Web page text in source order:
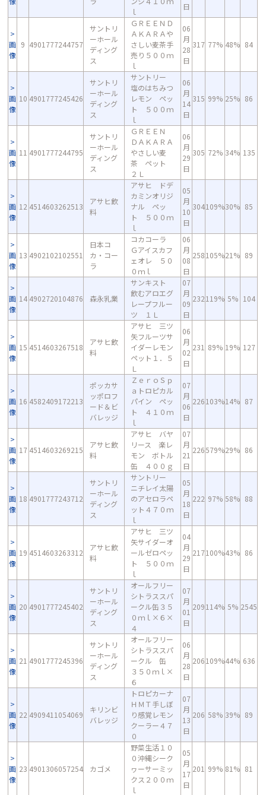
ｌ
日
画
像
9 4901777244757
サントリ
ーホール
ディング
ス
ＧＲＥＥＮＤ
ＡＫＡＲＡや
さしい麦茶手
売り５００ｍ
ｌ
06
月
28
日
317 77% 48% 84
画
像
10 4901777245426
サントリ
ーホール
ディング
ス
サントリー
塩のはちみつ
レモン ペッ
ト ５００ｍ
ｌ
06
月
14
日
315 99% 25% 86
画
像
11 4901777244795
サントリ
ーホール
ディング
ス
ＧＲＥＥＮ
ＤＡＫＡＲＡ
やさしい麦
茶 ペット
２Ｌ
06
月
29
日
305 72% 34% 135
画
像
12 4514603262513
アサヒ飲
料
アサヒ ドデ
カミンオリジ
ナル ペッ
ト ５００ｍ
ｌ
05
月
10
日
304109%30% 85
画
像
13 4902102102551
日本コ
カ・コー
ラ
コカコーラ
Ｇアイスカフ
ェオレ ５０
０ｍｌ
06
月
08
日
258105%21% 89
画
像
14 4902720104876 森永乳業
サンキスト
飲むアロエグ
レープフルー
ツ １Ｌ
07
月
09
日
232119% 5% 104
画
像
15 4514603267518
アサヒ飲
料
アサヒ 三ツ
矢フルーツサ
イダーレモン
ペット１．５
Ｌ
06
月
02
日
231 89% 19% 127
画
像
16 4582409172213
ポッカサ
ッポロフ
ード＆ビ
バレッジ
ＺｅｒｏＳｐ
ａトロピカル
パイン ペッ
ト ４１０ｍ
ｌ
07
月
06
日
226103%14% 87
画
像
17 4514603269215
アサヒ飲
料
アサヒ バヤ
リース 楽レ
モン ボトル
缶 ４００ｇ
07
月
21
日
226579%29% 86
画
像
18 4901777243712
サントリ
ーホール
ディング
ス
サントリー
ニチレイ太陽
のアセロラペ
ット４７０ｍ
ｌ
05
月
18
日
222 97% 58% 88
画
像
19 4514603263312
アサヒ飲
料
アサヒ 三ツ
矢サイダーオ
ールゼロペッ
ト ５００ｍ
ｌ
04
月
29
日
217100%43% 86
画
像
20 4901777245402
サントリ
ーホール
ディング
ス
オールフリー
シトラススパ
ークル缶３５
０ｍｌ×６×
４
07
月
01
日
209114% 5% 2545
画
像
21 4901777245396
サントリ
ーホール
ディング
ス
オールフリー
シトラススパ
ークル 缶
３５０ｍｌ×
６
06
月
28
日
206109%44% 636
画
像
22 4909411054069
キリンビ
バレッジ
トロピカーナ
ＨＭＴ手しぼ
り感覚レモン
クーラー４７
０
07
月
13
日
206 58% 39% 89
画
像
23 4901306057254 カゴメ
野菜生活１０
０沖縄シーク
ヮーサーミッ
クス２００ｍ
ｌ
05
月
17
日
201 99% 81% 81